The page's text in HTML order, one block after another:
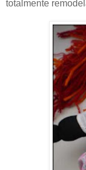
totalmente